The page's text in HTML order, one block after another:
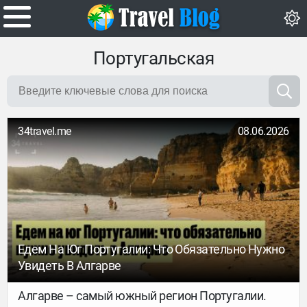
Португальская
34travel.me 08.06.2026
Едем На Юг Португалии: Что Обязательно Нужно
Увидеть В Алгарве
Алгарве – самый южный регион Португалии.